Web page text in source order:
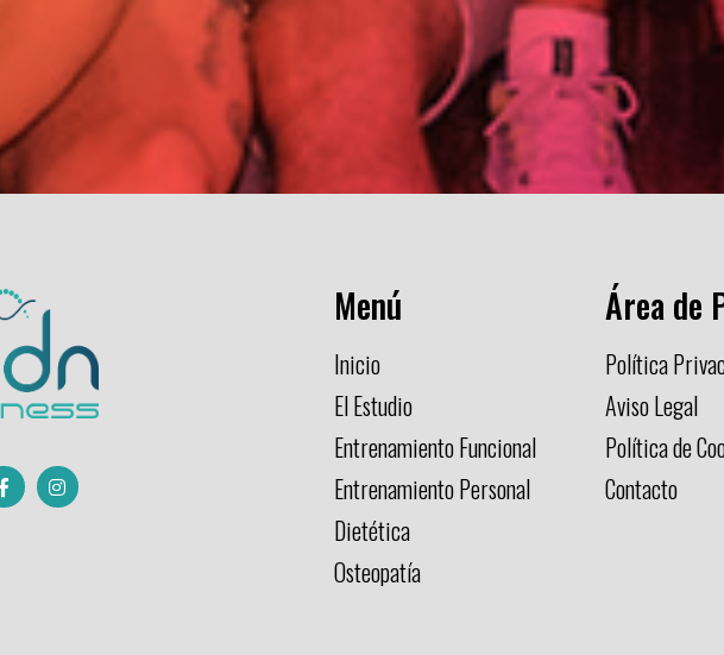
Menú
Inicio
El Estudio
Entrenamiento Funcional
Entrenamiento Personal
Dietética
Osteopatía
Área de
Política
Aviso Legal
Política de
Contacto